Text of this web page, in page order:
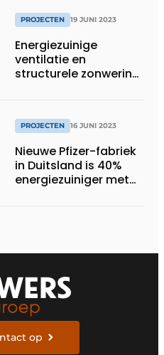
PROJECTEN 19 JUNI 2023
Energiezuinige
ventilatie en
structurele zonwering
PROJECTEN 16 JUNI 2023
Nieuwe Pfizer-fabriek
in Duitsland is 40%
energiezuiniger met
op